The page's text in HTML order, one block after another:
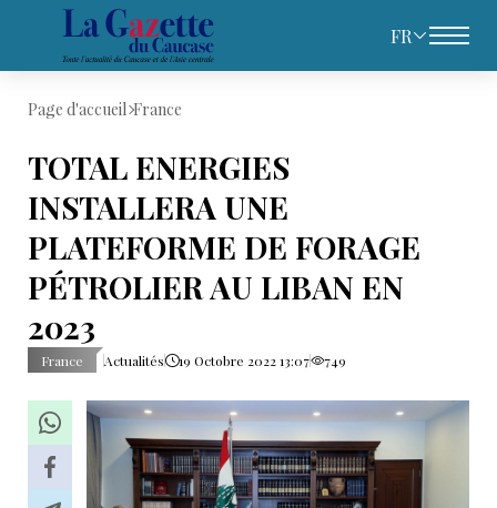
FR
Page d'accueil France
TOTAL ENERGIES
INSTALLERA UNE
PLATEFORME DE FORAGE
PÉTROLIER AU LIBAN EN
2023
France Actualités 19 Octobre 2022 13:07 749